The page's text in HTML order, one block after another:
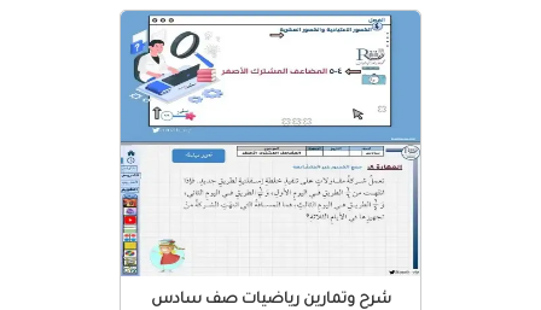
شرح وتمارين رياضيات صف سادس